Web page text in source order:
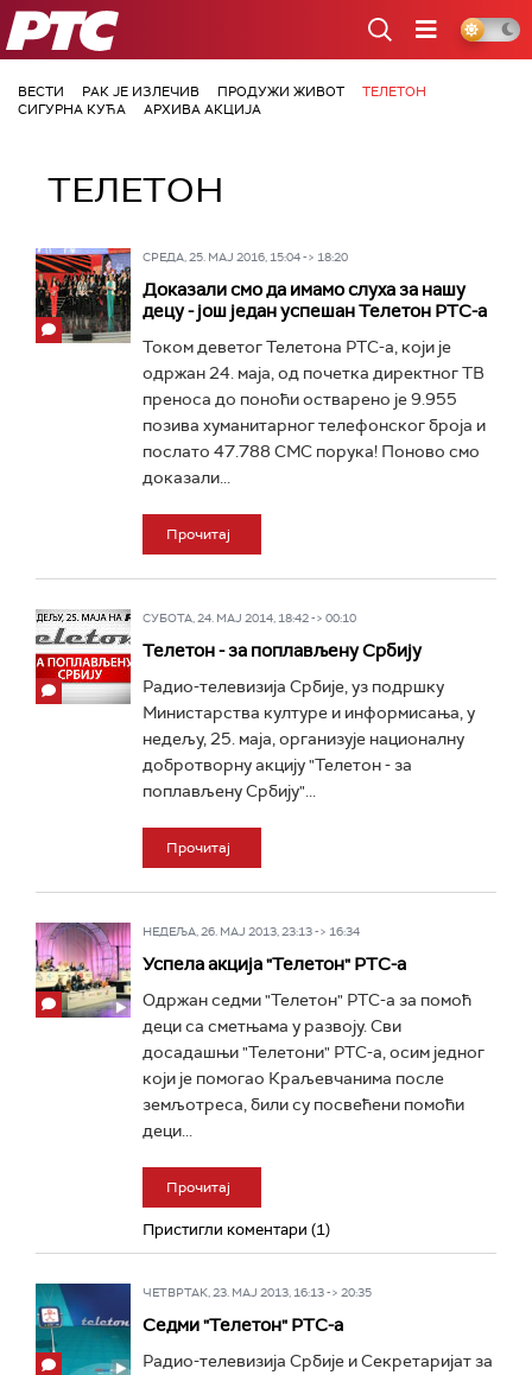
РТС
ВЕСТИ РАК ЈЕ ИЗЛЕЧИВ ПРОДУЖИ ЖИВОТ
ТЕЛЕТОН
СИГУРНА КУЋА
АРХИВА АКЦИЈА
ТЕЛЕТОН
СРЕДА, 25. МАЈ 2016, 15:04 -> 18:20
Доказали смо да имамо слуха за нашу
децу - још један успешан Телетон РТС-а
Током деветог Телетона РТС-а, који је
одржан 24. маја, од почетка директног ТВ
преноса до поноћи остварено је 9.955
позива хуманитарног телефонског броја и
послато 47.788 СМС порука! Поново смо
доказали...
Прочитај
СУБОТА, 24. МАЈ 2014, 18:42 -> 00:10
Телетон - за поплављену Србију
Радио-телевизија Србије, уз подршку
Министарства културе и информисања, у
недељу, 25. маја, организује националну
добротворну акцију "Телетон - за
поплављену Србију"...
Прочитај
НЕДЕЉА, 26. МАЈ 2013, 23:13 -> 16:34
Успела акција "Телетон" РТС-а
Одржан седми "Телетон" РТС-а за помоћ
деци са сметњама у развоју. Сви
досадашњи "Телетони" РТС-а, осим једног
који је помогао Краљевчанима после
земљотреса, били су посвећени помоћи
деци...
Прочитај
Пристигли коментари (1)
ЧЕТВРТАК, 23. МАЈ 2013, 16:13 -> 20:35
Седми "Телетон" РТС-а
Радио-телевизија Србије и Секретаријат за